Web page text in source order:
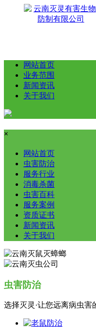
网站首页
业务范围
新闻资讯
关于我们
×
网站首页
虫害防治
服务行业
消毒杀菌
虫害百科
服务案例
资质证书
新闻资讯
关于我们
虫害防治
选择灭灵·让您远离病虫害